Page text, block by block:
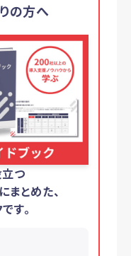
の方へ
つ
まとめた、
す。